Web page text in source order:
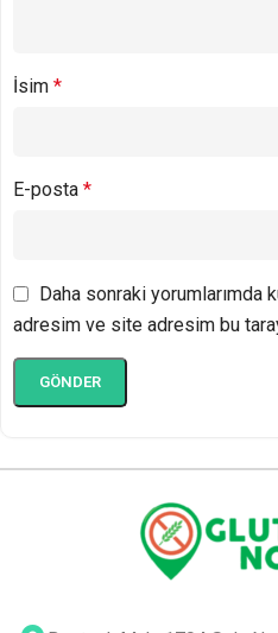
İsim *
E-posta *
Daha sonraki yorumlarımda
adresim ve site adresim bu